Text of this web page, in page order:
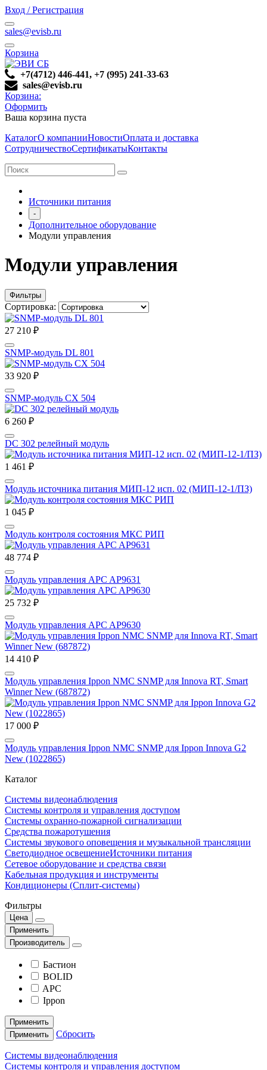
Вход / Регистрация
sales@evisb.ru
Корзина
+7(4712) 446-441, +7 (995) 241-33-63
sales@evisb.ru
Корзина:
Оформить
Ваша корзина пуста
КаталогО компанииНовостиОплата и доставка
СотрудничествоСертификатыКонтакты
Источники питания
-
Дополнительное оборудование
Модули управления
Модули управления
Фильтры
Сортировка:
27 210 ₽
SNMP-модуль DL 801
33 920 ₽
SNMP-модуль CX 504
6 260 ₽
DC 302 релейный модуль
1 461 ₽
Модуль источника питания МИП-12 исп. 02 (МИП-12-1/ПЗ)
1 045 ₽
Модуль контроля состояния МКС РИП
48 774 ₽
Модуль управления APC AP9631
25 732 ₽
Модуль управления APC AP9630
14 410 ₽
Модуль управления Ippon NMC SNMP для Innova RT, Smart
Winner New (687872)
17 000 ₽
Модуль управления Ippon NMC SNMP для Ippon Innova G2
New (1022865)
Каталог
Системы видеонаблюдения
Системы контроля и управления доступом
Системы охранно-пожарной сигнализации
Средства пожаротушения
Системы звукового оповещения и музыкальной трансляции
Светодиодное освещениеИсточники питания
Сетевое оборудование и средства связи
Кабельная продукция и инструменты
Кондиционеры (Сплит-системы)
Фильтры
Цена
Применить
Производитель
Бастион
BOLID
APC
Ippon
Применить
Применить
Сбросить
Системы видеонаблюдения
Системы контроля и управления доступом